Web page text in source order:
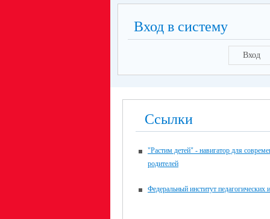
Вход в систему
Вход
Ссылки
"Растим детей" - навигатор для
родителей
Федеральный институт педагогических